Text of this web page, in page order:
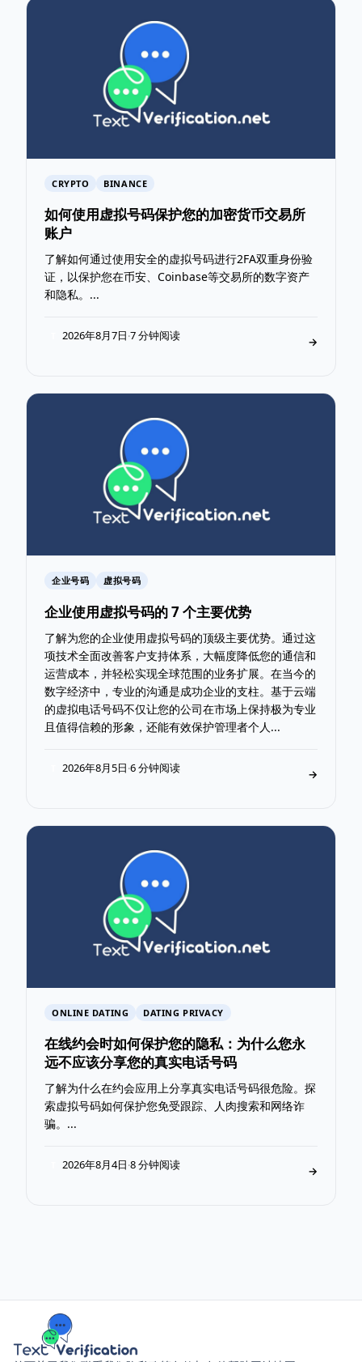
CRYPTO BINANCE
如何使用虚拟号码保护您的加密货币交易所
账户
了解如何通过使用安全的虚拟号码进行2FA双重身份验
证，以保护您在币安、Coinbase等交易所的数字资产
和隐私。...
2026年8月7日·7 分钟阅读 →
企业号码 虚拟号码
企业使用虚拟号码的 7 个主要优势
了解为您的企业使用虚拟号码的顶级主要优势。通过这
项技术全面改善客户支持体系，大幅度降低您的通信和
运营成本，并轻松实现全球范围的业务扩展。在当今的
数字经济中，专业的沟通是成功企业的支柱。基于云端
的虚拟电话号码不仅让您的公司在市场上保持极为专业
且值得信赖的形象，还能有效保护管理者个人...
2026年8月5日·6 分钟阅读 →
ONLINE DATING DATING PRIVACY
在线约会时如何保护您的隐私：为什么您永
远不应该分享您的真实电话号码
了解为什么在约会应用上分享真实电话号码很危险。探
索虚拟号码如何保护您免受跟踪、人肉搜索和网络诈
骗。...
2026年8月4日·8 分钟阅读 →